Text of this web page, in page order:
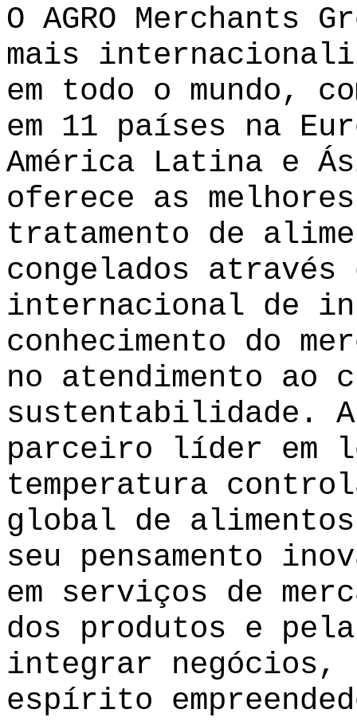
O AGRO Merchants
mais
em todo o mundo,
em 11 países na
América Latina e
oferece as
tratamento de
congelados através
internacional de
conhecimento do
no atendimento ao
sustentabilidade. A
parceiro líder em
temperatura
global de
seu pensamento
em serviços de
dos produtos e
integrar negócios,
espírito